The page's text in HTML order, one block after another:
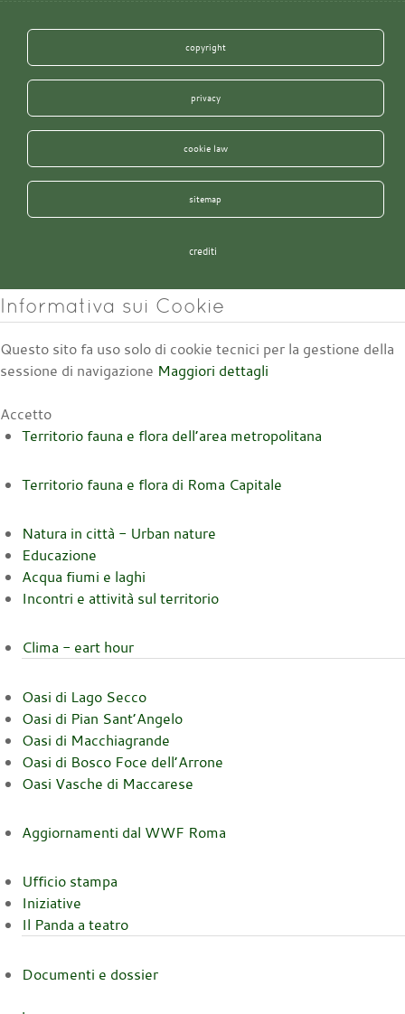
copyright
privacy
cookie law
sitemap
crediti
Informativa sui Cookie
Questo sito fa uso solo di cookie tecnici per la gestione della
sessione di navigazione Maggiori dettagli
Accetto
Territorio fauna e flora dell’area metropolitana
Territorio fauna e flora di Roma Capitale
Natura in città - Urban nature
Educazione
Acqua fiumi e laghi
Incontri e attività sul territorio
Clima - eart hour
Oasi di Lago Secco
Oasi di Pian Sant’Angelo
Oasi di Macchiagrande
Oasi di Bosco Foce dell’Arrone
Oasi Vasche di Maccarese
Aggiornamenti dal WWF Roma
Ufficio stampa
Iniziative
Il Panda a teatro
Documenti e dossier